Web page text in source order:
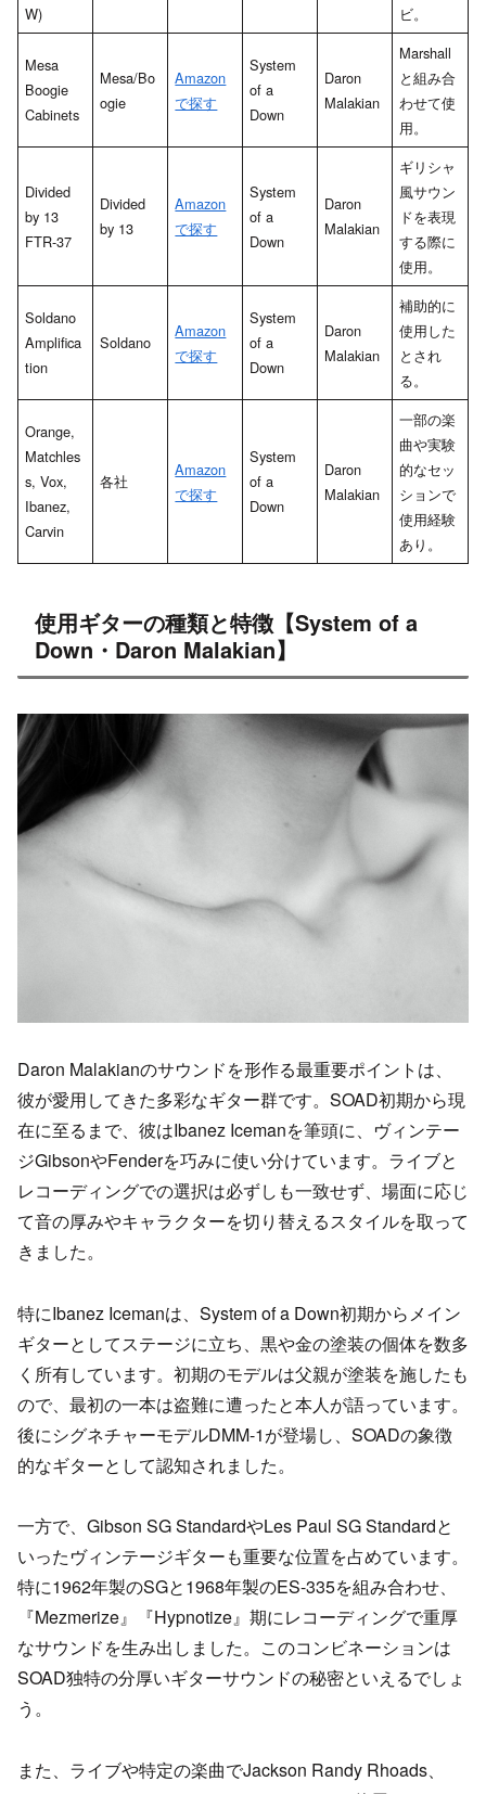
W)
ビ。
Mesa
Boogie
Cabinets
Mesa/Bo
ogie
Amazon
で探す
System
of a
Down
Daron
Malakian
Marshall
と組み合
わせて使
用。
Divided
by 13
FTR-37
Divided
by 13
Amazon
で探す
System
of a
Down
Daron
Malakian
ギリシャ
風サウン
ドを表現
する際に
使用。
Soldano
Amplifica
tion
Soldano
Amazon
で探す
System
of a
Down
Daron
Malakian
補助的に
使用した
とされ
る。
Orange,
Matchles
s, Vox,
Ibanez,
Carvin
各社
Amazon
で探す
System
of a
Down
Daron
Malakian
一部の楽
曲や実験
的なセッ
ションで
使用経験
あり。
使用ギターの種類と特徴【System of a
Down・Daron Malakian】
Daron Malakianのサウンドを形作る最重要ポイントは、
彼が愛用してきた多彩なギター群です。SOAD初期から現
在に至るまで、彼はIbanez Icemanを筆頭に、ヴィンテー
ジGibsonやFenderを巧みに使い分けています。ライブと
レコーディングでの選択は必ずしも一致せず、場面に応じ
て音の厚みやキャラクターを切り替えるスタイルを取って
きました。
特にIbanez Icemanは、System of a Down初期からメイン
ギターとしてステージに立ち、黒や金の塗装の個体を数多
く所有しています。初期のモデルは父親が塗装を施したも
ので、最初の一本は盗難に遭ったと本人が語っています。
後にシグネチャーモデルDMM-1が登場し、SOADの象徴
的なギターとして認知されました。
一方で、Gibson SG StandardやLes Paul SG Standardと
いったヴィンテージギターも重要な位置を占めています。
特に1962年製のSGと1968年製のES-335を組み合わせ、
『Mezmerize』『Hypnotize』期にレコーディングで重厚
なサウンドを生み出しました。このコンビネーションは
SOAD独特の分厚いギターサウンドの秘密といえるでしょ
う。
また、ライブや特定の楽曲でJackson Randy Rhoads、